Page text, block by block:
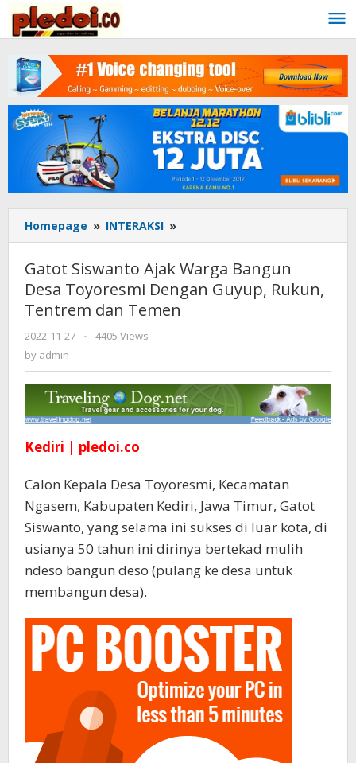
content
Homepage » INTERAKSI »
Siswanto
Warga
Bangun
Desa
Rukun,
Tentrem
dan
Temen
Gatot Siswanto Ajak Warga Bangun
Desa Toyoresmi Dengan Guyup, Rukun,
Tentrem dan Temen
2022-11-27
by
-
4405 Views
by admin
Kediri | pledoi.co
Calon Kepala Desa Toyoresmi, Kecamatan
Ngasem, Kabupaten Kediri, Jawa Timur, Gatot
Siswanto, yang selama ini sukses di luar kota, di
usianya 50 tahun ini dirinya bertekad mulih
ndeso bangun deso (pulang ke desa untuk
membangun desa).